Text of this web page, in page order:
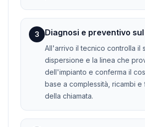
3 Diagnosi e preventivo
All'arrivo il tecnico controlla il
dispersione e la linea che
dell'impianto e conferma il
base a complessità, ricambi e
della chiamata.